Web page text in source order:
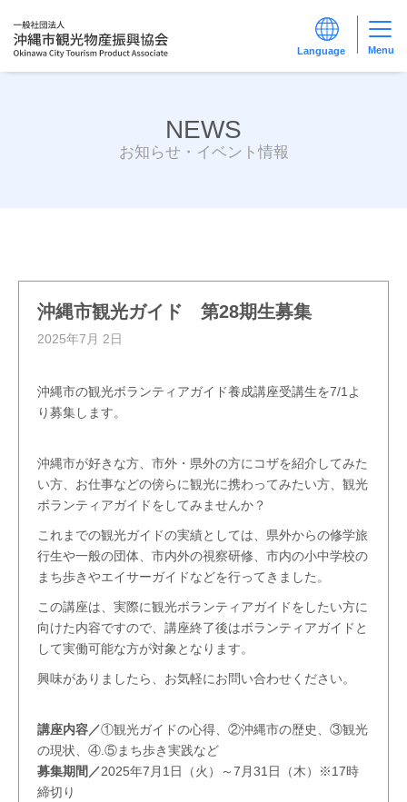
Menu
NEWS
お知らせ・イベント情報
沖縄市観光ガイド 第28期生募集
2025年7月 2日
沖縄市の観光ボランティアガイド養成講座受講生を7/1よ
り募集します。
沖縄市が好きな方、市外・県外の方にコザを紹介してみた
い方、お仕事などの傍らに観光に携わってみたい方、観光
ボランティアガイドをしてみませんか？
これまでの観光ガイドの実績としては、県外からの修学旅
行生や一般の団体、市内外の視察研修、市内の小中学校の
まち歩きやエイサーガイドなどを行ってきました。
この講座は、実際に観光ボランティアガイドをしたい方に
向けた内容ですので、講座終了後はボランティアガイドと
して実働可能な方が対象となります。
興味がありましたら、お気軽にお問い合わせください。
講座内容／①観光ガイドの心得、②沖縄市の歴史、③観光
の現状、④.⑤まち歩き実践など
募集期間／2025年7月1日（火）～7月31日（木）※17時
締切り